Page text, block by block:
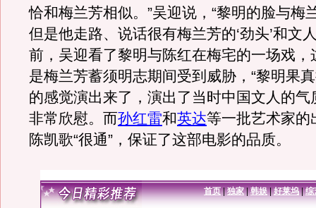
恰和梅兰芳相似。”吴迎说，“黎明的脸与梅
但是他走路、说话很有梅兰芳的‘劲头’和文
前，吴迎看了黎明与陈红在梅宅的一场戏，
是梅兰芳蓄须明志期间受到威胁，“黎明果
的感觉演出来了，演出了当时中国文人的气
非常欣慰。而孙红雷和英达等一批艺术家的
陈凯歌“很通”，保证了这部电影的品质。
首页|独家|韩娱|好莱坞|综